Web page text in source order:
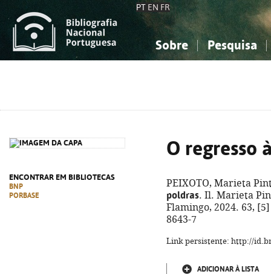
PT EN FR
Sobre Pesquisa
ENCONTRAR EM BIBLIOTECAS
BNP
PORBASE
O regresso
PEIXOTO, Marieta
poldras. Il. Marieta
Flamingo, 2024. 63,
8643-7
Link persistente: http://
ADICIONAR À LISTA